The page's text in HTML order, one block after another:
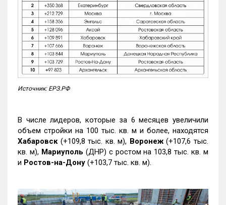
Источник: ЕРЗ.РФ
В числе лидеров, которые за 6 месяцев увеличили
объем стройки на 100 тыс. кв. м и более, находятся
Хабаровск (+109,8 тыс. кв. м), Воронеж(+107,6 тыс.
кв. м), Мариуполь (ДНР) с ростом на 103,8 тыс. кв. м
и Ростов-на-Дону (+103,7 тыс. кв. м).